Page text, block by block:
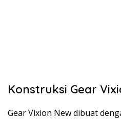
Konstruksi Gear
Gear Vixion New dibuat